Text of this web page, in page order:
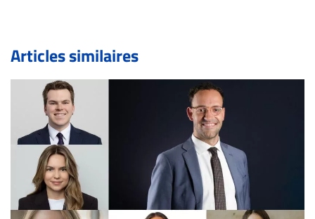
de validation, un droit de réponse.
Bien à vous,
La Rédaction de Droit-inc.com
Articles similaires